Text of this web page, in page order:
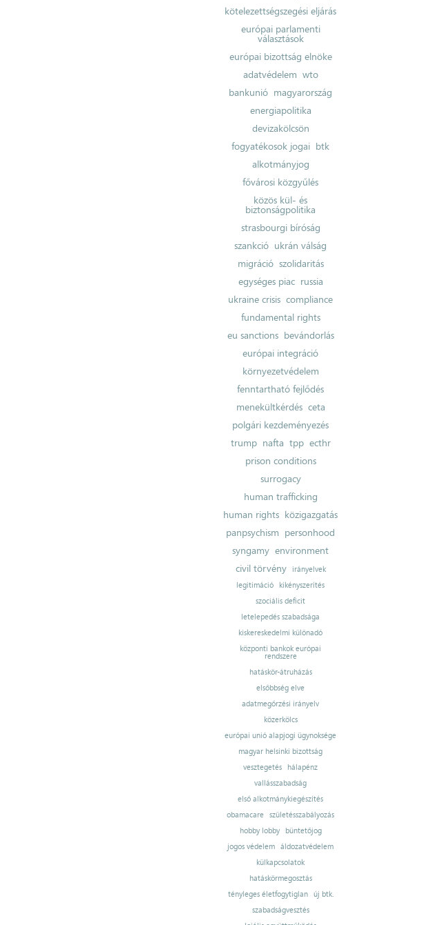
kötelezettségszegési eljárás
európai parlamenti
választások
európai bizottság elnöke
adatvédelem wto
bankunió magyarország
energiapolitika
devizakölcsön
fogyatékosok jogai btk
alkotmányjog
fővárosi közgyűlés
közös kül- és
biztonságpolitika
strasbourgi bíróság
szankció ukrán válság
migráció szolidaritás
egységes piac russia
ukraine crisis compliance
fundamental rights
eu sanctions bevándorlás
európai integráció
környezetvédelem
fenntartható fejlődés
menekültkérdés ceta
polgári kezdeményezés
trump nafta tpp ecthr
prison conditions
surrogacy
human trafficking
human rights közigazgatás
panpsychism personhood
syngamy environment
civil törvény
irányelvek
legitimáció
kikényszerítés
szociális deficit
letelepedés szabadsága
kiskereskedelmi különadó
központi bankok európai
rendszere
hatáskör-átruházás
elsőbbség elve
adatmegőrzési irányelv
közerkölcs
európai unió alapjogi ügynoksége
magyar helsinki bizottság
vesztegetés
hálapénz
vallásszabadság
első alkotmánykiegészítés
obamacare
születésszabályozás
hobby lobby
büntetőjog
jogos védelem
áldozatvédelem
külkapcsolatok
hatáskörmegosztás
tényleges életfogytiglan új btk.
szabadságvesztés